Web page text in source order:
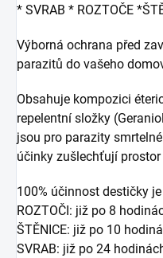
* SVRAB * ROZTOČE
Výborná ochrana před
parazitů do vašeho
Obsahuje kompozici
repelentní složky
jsou pro parazity
účinky zušlechťují
100% účinnost destičky
ROZTOČI: již po 8
ŠTĚNICE: již po 10
SVRAB: již po 24